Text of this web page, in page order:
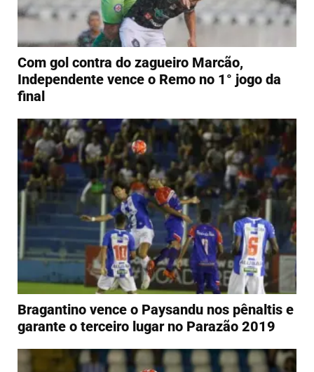
Com gol contra do zagueiro Marcão,
Independente vence o Remo no 1° jogo da
final
Bragantino vence o Paysandu nos pênaltis e
garante o terceiro lugar no Parazão 2019